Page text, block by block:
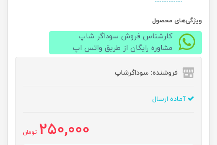
ویژگی‌های محصول
کارشناس فروش سوداگر شاپ
مشاوره رایگان از طریق واتس اپ
فروشنده: سوداگرشاپ
آماده ارسال
250,000 تومان